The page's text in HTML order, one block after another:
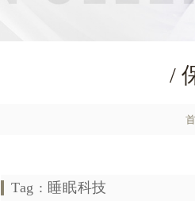
/
Tag : 睡眠科技